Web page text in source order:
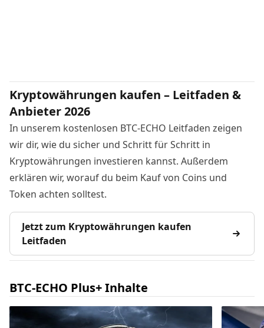
Kryptowährungen kaufen – Leitfaden &
Anbieter 2026
In unserem kostenlosen BTC-ECHO Leitfaden zeigen
wir dir, wie du sicher und Schritt für Schritt in
Kryptowährungen investieren kannst. Außerdem
erklären wir, worauf du beim Kauf von Coins und
Token achten solltest.
Jetzt zum Kryptowährungen kaufen
Leitfaden
BTC-ECHO Plus+ Inhalte